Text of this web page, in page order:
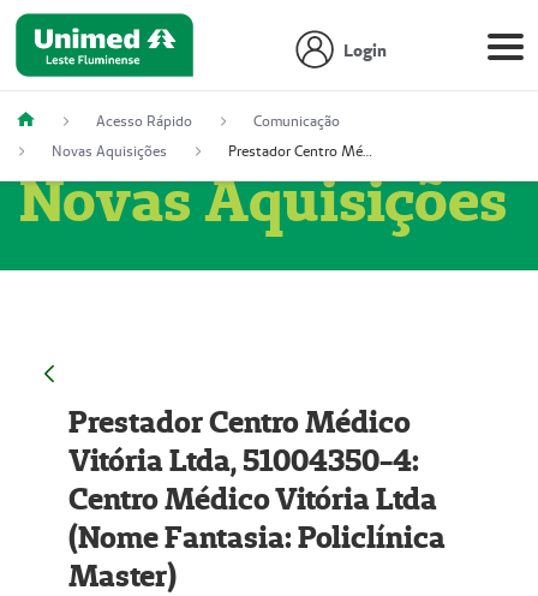
Login
Acesso Rápido
Comunicação
Novas Aquisições
Prestador Centro Médico Vitória Ltda, 51004350-4: Centro Médico Vitória Ltda (Nome Fantasia: Policlínica Master)
Novas Aquisições
Prestador Centro Médico
Vitória Ltda, 51004350-4:
Centro Médico Vitória Ltda
(Nome Fantasia: Policlínica
Master)